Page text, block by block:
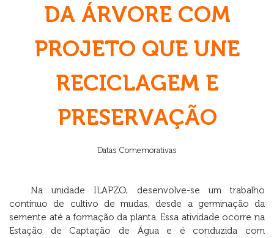
DA ÁRVORE COM
PROJETO QUE UNE
RECICLAGEM E
PRESERVAÇÃO
Datas Comemorativas
Na unidade ILAPZO, desenvolve-se um trabalho
contínuo de cultivo de mudas, desde a germinação da
semente até a formação da planta. Essa atividade ocorre na
Estação de Captação de Água e é conduzida com